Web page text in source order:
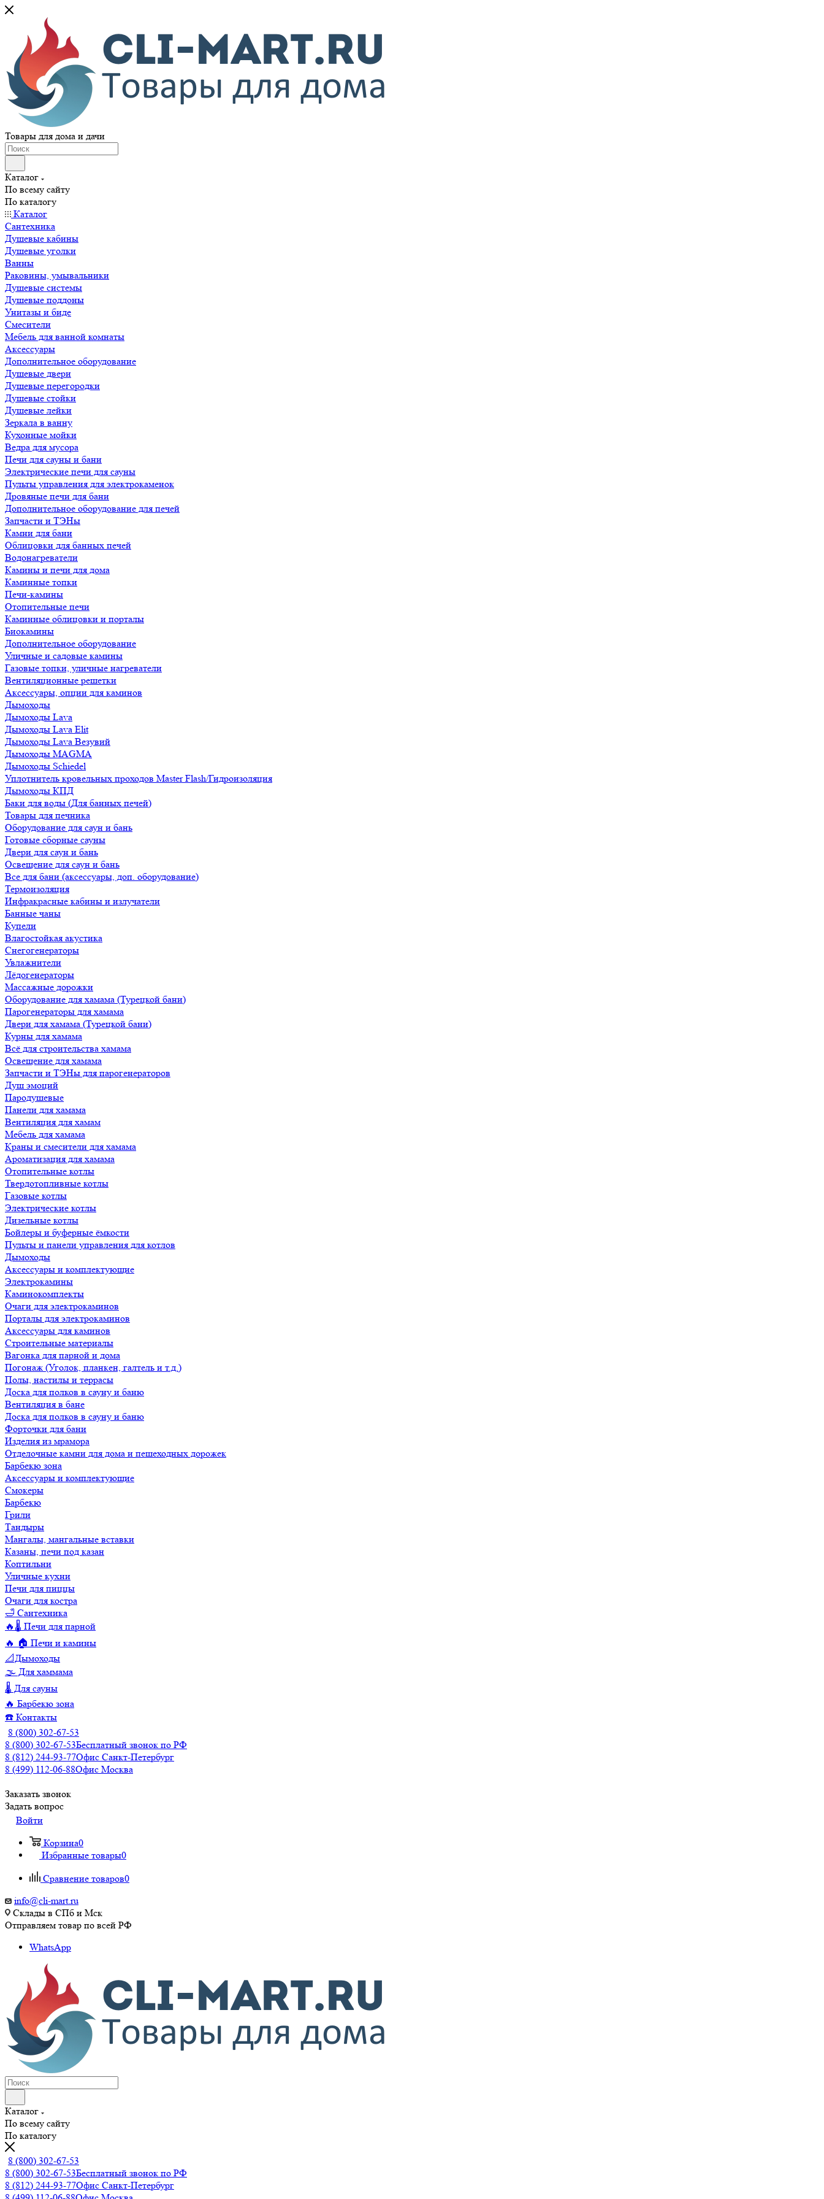
Товары для дома и дачи
Каталог
По всему сайту
По каталогу
Каталог
Сантехника
Душевые кабины
Душевые уголки
Ванны
Раковины, умывальники
Душевые системы
Душевые поддоны
Унитазы и биде
Смесители
Мебель для ванной комнаты
Аксессуары
Дополнительное оборудование
Душевые двери
Душевые перегородки
Душевые стойки
Душевые лейки
Зеркала в ванну
Кухонные мойки
Ведра для мусора
Печи для сауны и бани
Электрические печи для сауны
Пульты управления для электрокаменок
Дровяные печи для бани
Дополнительное оборудование для печей
Запчасти и ТЭНы
Камни для бани
Облицовки для банных печей
Водонагреватели
Камины и печи для дома
Каминные топки
Печи-камины
Отопительные печи
Каминные облицовки и порталы
Биокамины
Дополнительное оборудование
Уличные и садовые камины
Газовые топки, уличные нагреватели
Вентиляционные решетки
Аксессуары, опции для каминов
Дымоходы
Дымоходы Lava
Дымоходы Lava Elit
Дымоходы Lava Везувий
Дымоходы MAGMA
Дымоходы Schiedel
Уплотнитель кровельных проходов Master Flash/Гидроизоляция
Дымоходы КПД
Баки для воды (Для банных печей)
Товары для печника
Оборудование для саун и бань
Готовые сборные сауны
Двери для саун и бань
Освещение для саун и бань
Все для бани (аксессуары, доп. оборудование)
Термоизоляция
Инфракрасные кабины и излучатели
Банные чаны
Купели
Влагостойкая акустика
Снегогенераторы
Увлажнители
Лёдогенераторы
Массажные дорожки
Оборудование для хамама (Турецкой бани)
Парогенераторы для хамама
Двери для хамама (Турецкой бани)
Курны для хамама
Всё для строительства хамама
Освещение для хамама
Запчасти и ТЭНы для парогенераторов
Душ эмоций
Пародушевые
Панели для хамама
Вентиляция для хамам
Мебель для хамама
Краны и смесители для хамама
Ароматизация для хамама
Отопительные котлы
Твердотопливные котлы
Газовые котлы
Электрические котлы
Дизельные котлы
Бойлеры и буферные ёмкости
Пульты и панели управления для котлов
Дымоходы
Аксессуары и комплектующие
Электрокамины
Каминокомплекты
Очаги для электрокаминов
Порталы для электрокаминов
Аксессуары для каминов
Строительные материалы
Вагонка для парной и дома
Погонаж (Уголок, планкен, галтель и т.д.)
Полы, настилы и террасы
Доска для полков в сауну и баню
Вентиляция в бане
Доска для полков в сауну и баню
Форточки для бани
Изделия из мрамора
Отделочные камни для дома и пешеходных дорожек
Барбекю зона
Аксессуары и комплектующие
Смокеры
Барбекю
Грили
Тандыры
Мангалы, мангальные вставки
Казаны, печи под казан
Коптильни
Уличные кухни
Печи для пиццы
Очаги для костра
🛁 Сантехника
🔥🌡️ Печи для парной
🔥 🏠 Печи и камины
📐Дымоходы
🌫️ Для хаммама
🌡️ Для сауны
🔥 Барбекю зона
☎️ Контакты
8 (800) 302-67-53
8 (800) 302-67-53Бесплатный звонок по РФ
8 (812) 244-93-77Офис Санкт-Петербург
8 (499) 112-06-88Офис Москва
Заказать звонок
Задать вопрос
Войти
Корзина0
Избранные товары0
Сравнение товаров0
info@cli-mart.ru
Склады в СПб и Мск
Отправляем товар по всей РФ
WhatsApp
Каталог
По всему сайту
По каталогу
8 (800) 302-67-53
8 (800) 302-67-53Бесплатный звонок по РФ
8 (812) 244-93-77Офис Санкт-Петербург